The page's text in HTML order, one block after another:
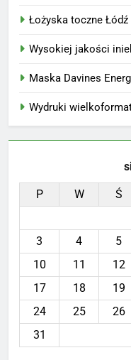
Łożyska toczne Łódź
Wysokiej jakości
Maska Davines
Wydruki
P W Ś
3
4 5
10
11 12
17
18 19
24
25 26
31